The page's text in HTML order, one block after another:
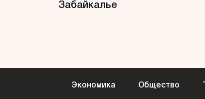
Забайкалье
Экономика Общество